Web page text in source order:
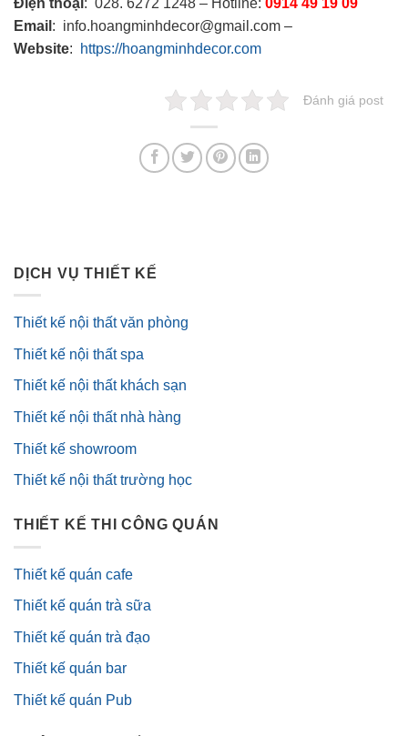
Điện thoại : 028. 6272 1248 – Hotline: 0914 49 19 09
Email : info.hoangminhdecor@gmail.com –
Website: https://hoangminhdecor.com
Đánh giá post
DỊCH VỤ THIẾT KẾ
Thiết kế nội thất văn phòng
Thiết kế nội thất spa
Thiết kế nội thất khách sạn
Thiết kế nội thất nhà hàng
Thiết kế showroom
Thiết kế nội thất trường học
THIẾT KẾ THI CÔNG QUÁN
Thiết kế quán cafe
Thiết kế quán trà sữa
Thiết kế quán trà đạo
Thiết kế quán bar
Thiết kế quán Pub